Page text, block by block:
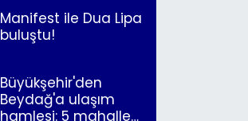
Manifest ile Dua Lipa
buluştu!
Büyükşehir'den
Beydağ'a ulaşım
hamlesi: 5 mahalle